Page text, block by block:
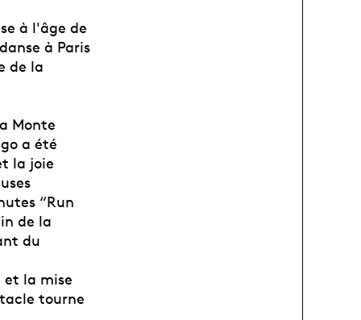
à l'âge de
à Paris
de la
Monte
a été
la joie
“Run
de la
du
et la mise
tourne